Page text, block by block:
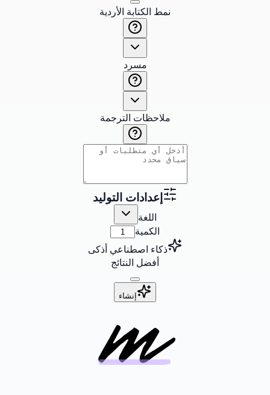
نمط الكتابة الأردية
مسرد
ملاحظات الترجمة
إعدادات التوليد
اللغة
الكمية
ذكاء اصطناعي أذكى
أفضل النتائج
إنشاء